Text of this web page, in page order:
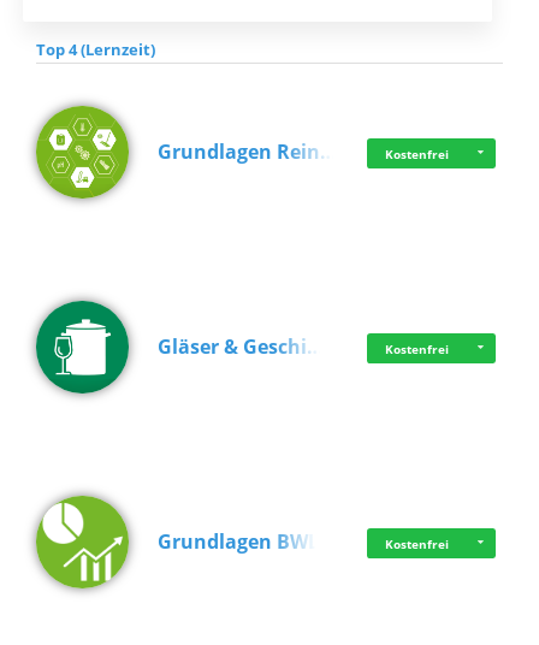
Top 4 (Lernzeit)
Grundlagen Rein… Kostenfrei
Gläser & Geschi… Kostenfrei
Grundlagen BWL Kostenfrei